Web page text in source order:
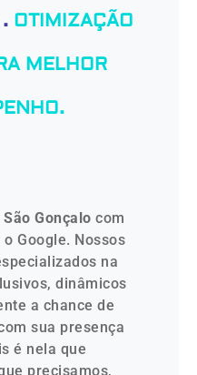
OTIMIZAÇÃO
MELHOR
São Gonçalocom
Google. Nossos
na
dinâmicos
a chance de
sua presença
é nela que
precisamos,